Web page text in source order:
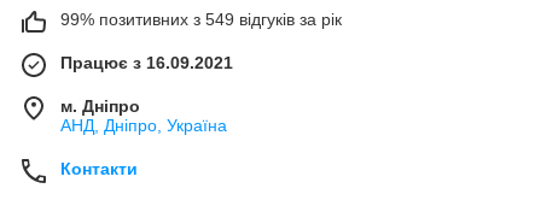
99% позитивних з 549 відгуків за рік
Працює з 16.09.2021
м. Дніпро
АНД, Дніпро, Україна
Контакти